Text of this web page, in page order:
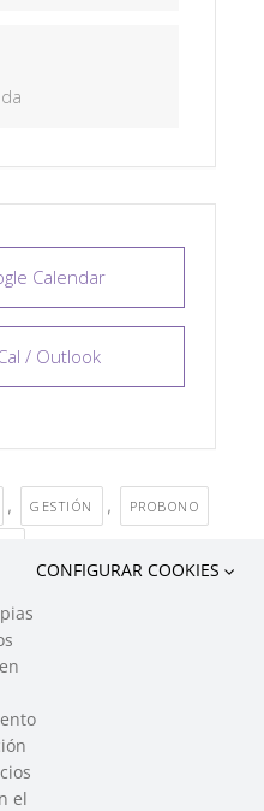
Calendar
/ Outlook
, GESTIÓN , PROBONO
EVENTO
el
CONFIGURAR COOKIES